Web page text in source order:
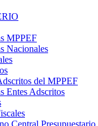
MPPEF
Nacionales
del MPPEF
Entes Adscritos
Central Presupuestario